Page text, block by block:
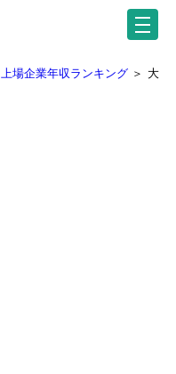
上場企業年収ランキング ＞ 大